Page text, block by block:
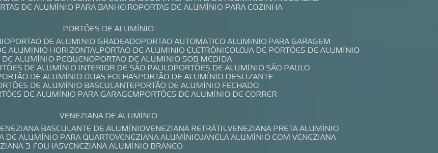
DE ALUMÍNIO PARA BANHEIRO PORTAS DE ALUMÍNIO PARA COZINHA
PORTÕES DE ALUMÍNIO
PORTAO DE ALUMINIO GRADEADO PORTAO AUTOMATICO ALUMINIO PARA GARAGEM
ALUMINIO HORIZONTAL PORTAO DE ALUMINIO ELETRÔNICO LOJA DE PORTÕES DE ALUMÍNIO
DE ALUMÍNIO PEQUENO PORTAO DE ALUMINIO SOB MEDIDA
DE ALUMÍNIO INTERIOR DE SÃO PAULO PORTÕES DE ALUMÍNIO SÃO PAULO
PORTÃO DE ALUMÍNIO DUAS FOLHAS PORTÃO DE ALUMÍNIO DESLIZANTE
DE ALUMÍNIO BASCULANTE PORTÃO DE ALUMÍNIO FECHADO
DE ALUMÍNIO PARA GARAGEM PORTÕES DE ALUMÍNIO DE CORRER
VENEZIANA DE ALUMÍNIO
VENEZIANA BASCULANTE DE ALUMÍNIO VENEZIANA RETRÁTIL VENEZIANA PRETA ALUMÍNIO
DE ALUMÍNIO PARA QUARTO VENEZIANA ALUMÍNIO JANELA ALUMÍNIO COM VENEZIANA
3 FOLHAS VENEZIANA ALUMÍNIO BRANCO